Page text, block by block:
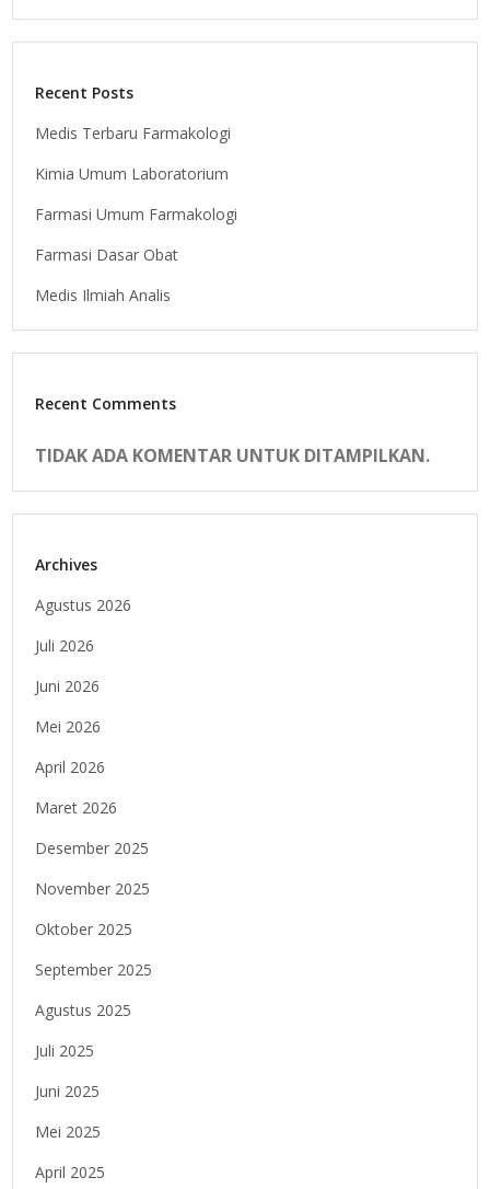
Recent Posts
Medis Terbaru Farmakologi
Kimia Umum Laboratorium
Farmasi Umum Farmakologi
Farmasi Dasar Obat
Medis Ilmiah Analis
Recent Comments
TIDAK ADA KOMENTAR UNTUK DITAMPILKAN.
Archives
Agustus 2026
Juli 2026
Juni 2026
Mei 2026
April 2026
Maret 2026
Desember 2025
November 2025
Oktober 2025
September 2025
Agustus 2025
Juli 2025
Juni 2025
Mei 2025
April 2025